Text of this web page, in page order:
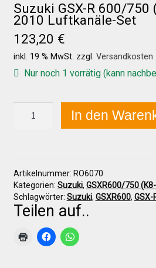
News
Test Startseite
Infos zu unseren Produkten
Suzuki GSX-R 600/750
2010 Luftkanäle-Set
123,20 €
inkl. 19 % MwSt. zzgl. Versandkosten
Nur noch 1 vorrätig (kann
GSX-
2008-
2010
Luftkanäle-
Set
In den
Artikelnummer: RO6070
Kategorien: Suzuki, GSXR600/750
Schlagwörter: Suzuki, GSXR600, GSX-
Teilen auf..